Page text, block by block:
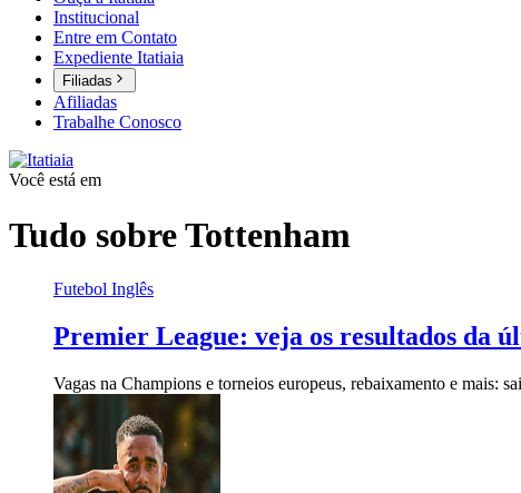
Institucional
Entre em Contato
Expediente Itatiaia
Filiadas
Afiliadas
Trabalhe Conosco
Você está em
Tudo sobreTottenham
Futebol Inglês
Premier League: veja os resultados da
Vagas na Champions e torneios europeus, rebaixamento e mais: